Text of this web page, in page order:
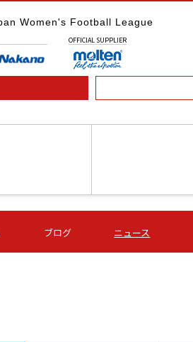
Women's Football League
OFFICIAL SUPPLIER
16節 09/05 (土) 16:00
ＡＧＦ
-
いちご
-
ブログ ニュース